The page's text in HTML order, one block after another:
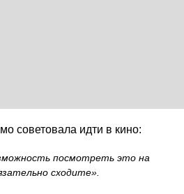
советовала идти в кино:
посмотреть это на
сходите».